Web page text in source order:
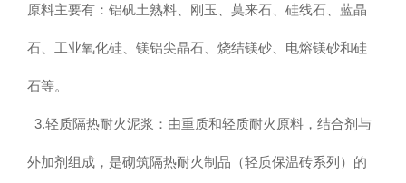
原料主要有：铝矾土熟料、刚玉、莫来石、硅线石、蓝晶
石、工业氧化硅、镁铝尖晶石、烧结镁砂、电熔镁砂和硅
石等。
3.轻质隔热耐火泥浆：由重质和轻质耐火原料，结合剂与
外加剂组成，是砌筑隔热耐火制品（轻质保温砖系列）的